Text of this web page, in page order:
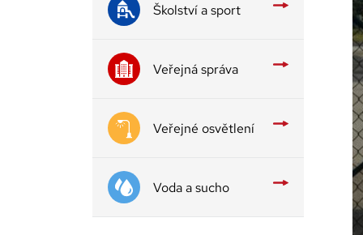
Školství a sport
Veřejná správa
Veřejné osvětlení
Voda a sucho